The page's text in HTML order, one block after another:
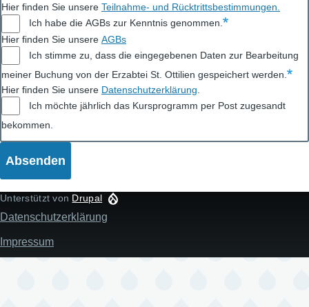
Hier finden Sie unsere Teilnahme- und Rücktrittsbestimmungen.
Ich habe die AGBs zur Kenntnis genommen.
Hier finden Sie unsere AGBs
Ich stimme zu, dass die eingegebenen Daten zur Bearbeitung
meiner Buchung von der Erzabtei St. Ottilien gespeichert werden.
Hier finden Sie unsere Datenschutzerklärung
Ich möchte jährlich das Kursprogramm per Post zugesandt
bekommen.
Unterstützt von Drupal
Fußzeile
Datenschutzerklärung
Impressum